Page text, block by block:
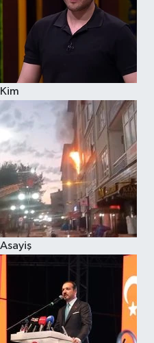
Kim
Asayiş
Sağlık
Siyaset
Teknoloji
Televizyon
Yaşam-Çevre